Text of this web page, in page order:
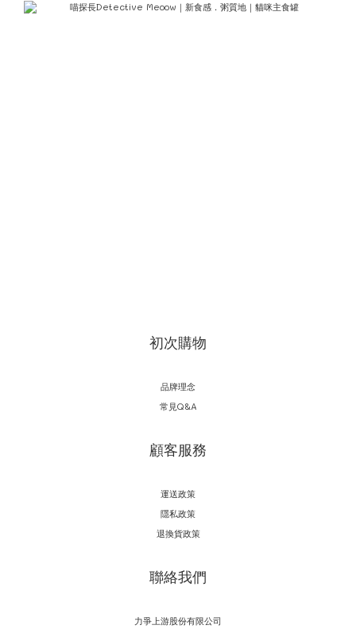
初次購物
品牌理念
常見Q&A
顧客服務
運送政策
隱私政策
退換貨政策
聯絡我們
力爭上游股份有限公司